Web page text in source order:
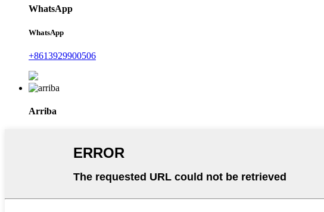
WhatsApp
WhatsApp
+8613929900506
Arriba